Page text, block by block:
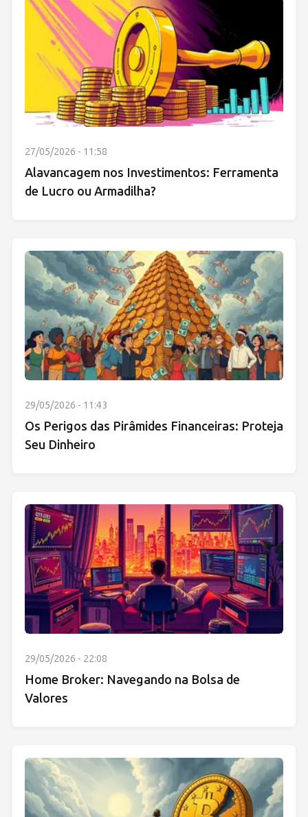
27/05/2026 - 11:58
Alavancagem nos Investimentos: Ferramenta
de Lucro ou Armadilha?
29/05/2026 - 11:43
Os Perigos das Pirâmides Financeiras: Proteja
Seu Dinheiro
29/05/2026 - 22:08
Home Broker: Navegando na Bolsa de
Valores